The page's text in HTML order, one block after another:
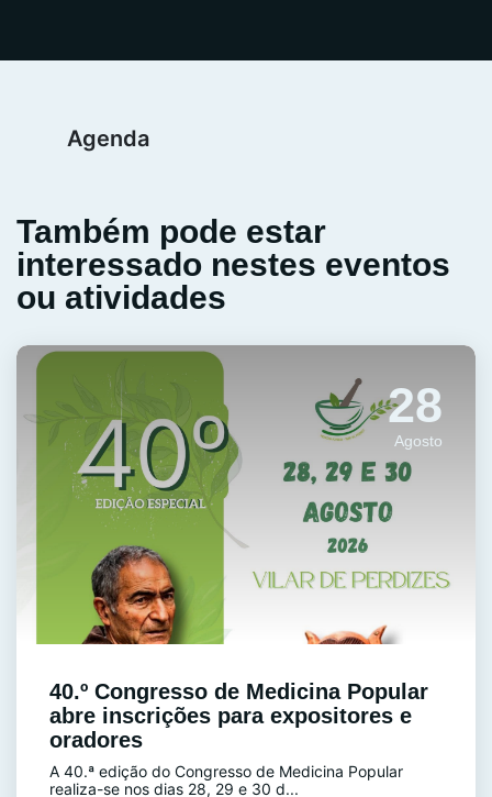
Agenda
Também pode estar
interessado nestes eventos
ou atividades
28
Agosto
40.º Congresso de Medicina Popular
abre inscrições para expositores e
oradores
A 40.ª edição do Congresso de Medicina Popular
realiza-se nos dias 28, 29 e 30 d...